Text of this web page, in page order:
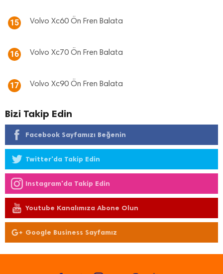
15 Volvo Xc60 Ön Fren Balata
16 Volvo Xc70 Ön Fren Balata
17 Volvo Xc90 Ön Fren Balata
Bizi Takip Edin
Facebook Sayfamızı Beğenin
Twitter'da Takip Edin
Instagram'da Takip Edin
Youtube Kanalımıza Abone Olun
Google Business Sayfamız